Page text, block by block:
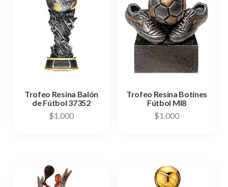
Trofeo Resina Balón
de Fútbol 37352
$1.000
Trofeo Resina Botínes
Fútbol MI8
$1.000